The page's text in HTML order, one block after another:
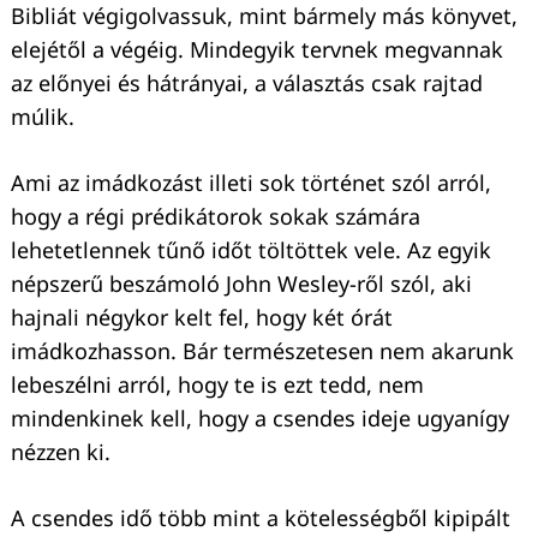
Bibliát végigolvassuk, mint bármely más könyvet,
elejétől a végéig. Mindegyik tervnek megvannak
az előnyei és hátrányai, a választás csak rajtad
múlik.
Ami az imádkozást illeti sok történet szól arról,
hogy a régi prédikátorok sokak számára
lehetetlennek tűnő időt töltöttek vele. Az egyik
népszerű beszámoló John Wesley-ről szól, aki
hajnali négykor kelt fel, hogy két órát
imádkozhasson. Bár természetesen nem akarunk
lebeszélni arról, hogy te is ezt tedd, nem
mindenkinek kell, hogy a csendes ideje ugyanígy
nézzen ki.
A csendes idő több mint a kötelességből kipipált